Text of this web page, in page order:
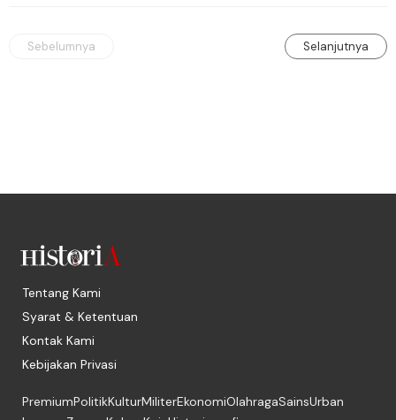
Sebelumnya Selanjutnya
Tentang Kami
Syarat & Ketentuan
Kontak Kami
Kebijakan Privasi
PremiumPolitikKulturMiliterEkonomiOlahragaSainsUrban